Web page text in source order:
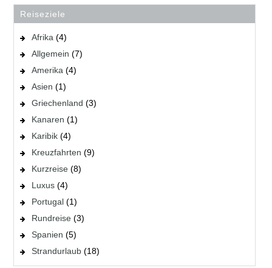
Reiseziele
Afrika (4)
Allgemein (7)
Amerika (4)
Asien (1)
Griechenland (3)
Kanaren (1)
Karibik (4)
Kreuzfahrten (9)
Kurzreise (8)
Luxus (4)
Portugal (1)
Rundreise (3)
Spanien (5)
Strandurlaub (18)